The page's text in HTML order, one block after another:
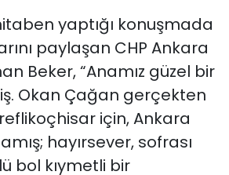
yaptığı konuşmada
paylaşan CHP Ankara
Beker, “Anamız güzel bir
Okan Çağan gerçekten
için, Ankara
hayırsever, sofrası
bol kıymetli bir